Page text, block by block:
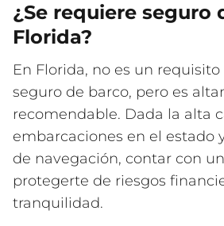
¿Se requiere seguro
Florida?
En Florida, no es un
seguro de barco, pero es
recomendable. Dada la alta
embarcaciones en el estado
de navegación, contar con
protegerte de riesgos
tranquilidad.